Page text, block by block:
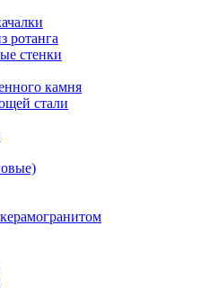
ротанга
стенки
камня
стали